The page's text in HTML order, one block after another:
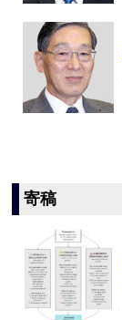
寄稿